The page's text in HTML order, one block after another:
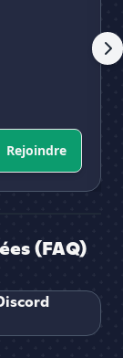
Rejoindre
(FAQ)